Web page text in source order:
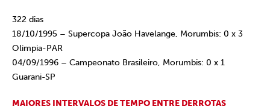
322 dias
18/10/1995 – Supercopa João Havelange, Morumbis: 0 x 3
Olimpia-PAR
04/09/1996 – Campeonato Brasileiro, Morumbis: 0 x 1
Guarani-SP
MAIORES INTERVALOS DE TEMPO ENTRE DERROTAS